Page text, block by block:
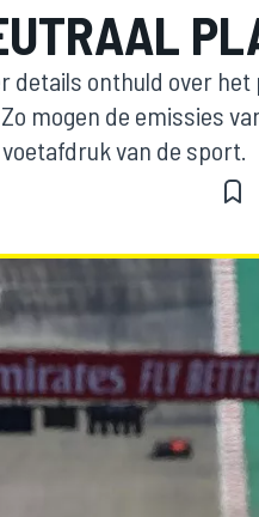
details onthuld over
mogen de emissies
van de sport.